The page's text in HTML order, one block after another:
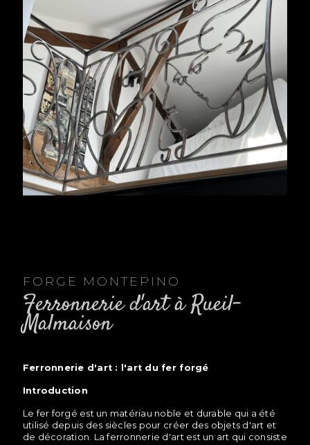
FORGE MONTEPINO
ferronnerie d'art à Rueil-
Malmaison
ferronnerie d'art : l'art du fer forgé
Introduction
Le fer forgé est un matériau noble et durable qui a été
utilisé depuis des siècles pour créer des objets d'art et
de décoration. La ferronnerie d'art est un art qui consiste